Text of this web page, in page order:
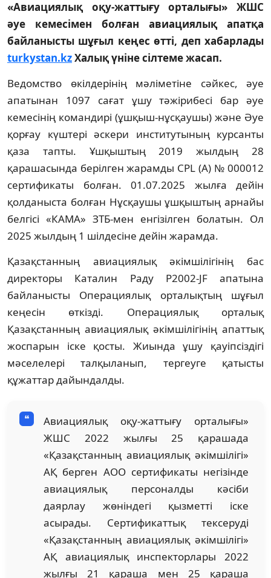
«Авиациялық оқу-жаттығу орталығы» ЖШС
әуе кемесімен болған авиациялық апатқа
байланысты шұғыл кеңес өтті, деп хабарлады
turkystan.kzХалық үніне сілтеме жасап.
Ведомство өкілдерінің мәліметіне сәйкес, әуе
апатынан 1097 сағат ұшу тәжірибесі бар әуе
кемесінің командирі (ұшқыш-нұсқаушы) және Әуе
қорғау күштері әскери институтының курсанты
қаза тапты. Ұшқыштың 2019 жылдың 28
қарашасында берілген жарамды CPL (A) № 000012
сертификаты болған. 01.07.2025 жылға дейін
қолданыста болған Нұсқаушы ұшқыштың арнайы
белгісі «КАМА» ЗТБ-мен енгізілген болатын. Ол
2025 жылдың 1 шілдесіне дейін жарамда.
Қазақстанның авиациялық әкімшілігінің бас
директоры Каталин Раду P2002-JF апатына
байланысты Операциялық орталықтың шұғыл
кеңесін өткізді. Операциялық орталық
Қазақстанның авиациялық әкімшілігінің апаттық
жоспарын іске қосты. Жиында ұшу қауіпсіздігі
мәселелері талқыланып, тергеуге қатысты
құжаттар дайындалды.
Авиациялық оқу-жаттығу орталығы»
ЖШС 2022 жылғы 25 қарашада
«Қазақстанның авиациялық әкімшілігі»
АҚ берген АОО сертификаты негізінде
авиациялық персоналды кәсіби
даярлау жөніндегі қызметті іске
асырады. Сертификаттық тексеруді
«Қазақстанның авиациялық әкімшілігі»
АҚ авиациялық инспекторлары 2022
жылғы 21 қараша мен 25 қараша